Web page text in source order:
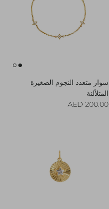
سوار متعدد النجوم الصغيرة
المتلألئة
Regular price
200.00 AED